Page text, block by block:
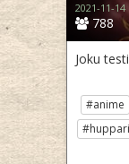
788
2021-11-14
Joku
#anime